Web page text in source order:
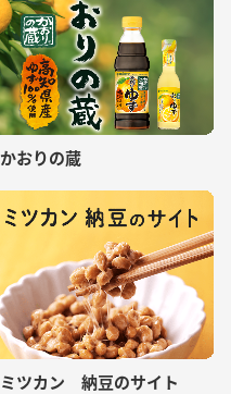
かおりの蔵
ミツカン 納豆のサイト